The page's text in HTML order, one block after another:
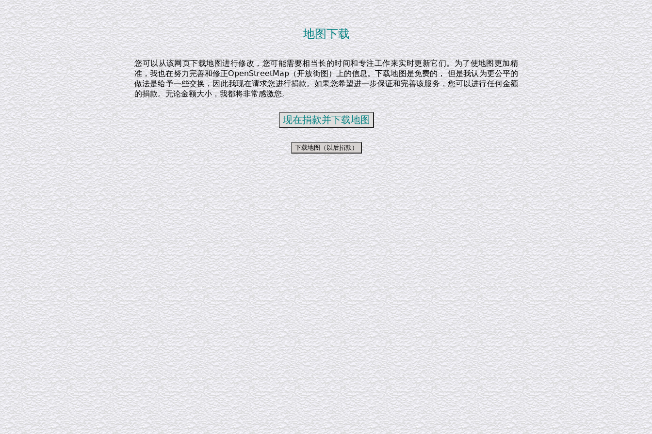
地图下载
您可以从该网页下载地图进行修改，您可能需要相当长的时间和专注工作来实时更新它们。为了使地图更加精
准，我也在努力完善和修正OpenStreetMap（开放街图）上的信息。下载地图是免费的， 但是我认为更公平的
做法是给予一些交换，因此我现在请求您进行捐款。如果您希望进一步保证和完善该服务，您可以进行任何金额
的捐款。无论金额大小，我都将非常感激您。